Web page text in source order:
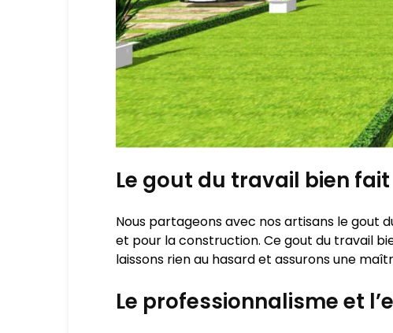
Le gout du travail bien fait
Nous partageons avec nos artisans le gout
et pour la construction. Ce gout du travail
laissons rien au hasard et assurons une
Le professionnalisme et